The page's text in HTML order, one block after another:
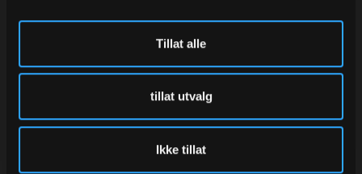
Tillat alle
tillat utvalg
Ikke tillat
115 mm
85,00
Båndsplitter, sort plast
Varenr 780
46,00